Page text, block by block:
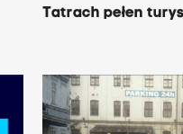
Tatrach pełen